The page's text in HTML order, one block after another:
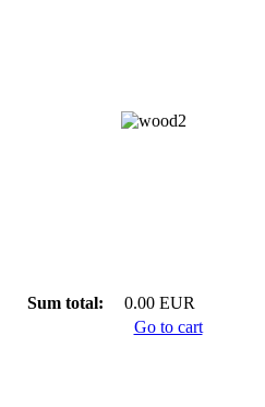
Sum total:
0.00 EUR
Go to cart